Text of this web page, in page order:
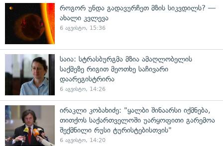
როგორ უნდა გადავურჩეთ მზის სიკვდილს? —
ახალი კვლევა
6 აგვისტო, 15:36
საია: სტრასბურგმა მზია ამაღლობელის
საქმეზე რიგით მეოთხე საჩივარი
დაარეგისტრირა
6 აგვისტო, 14:26
ირაკლი კობახიძე: "ყალბი შინაარსი იქმნება,
თითქოს საქართველოში უარყოფითი გარემოა
შექმნილი რუსი ტურისტებისთვის"
6 აგვისტო, 14:20